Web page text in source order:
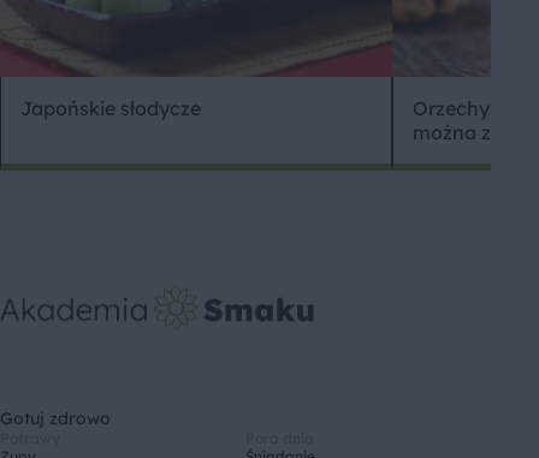
Japońskie słodycze
Orzechy
można z
Gotuj zdrowo